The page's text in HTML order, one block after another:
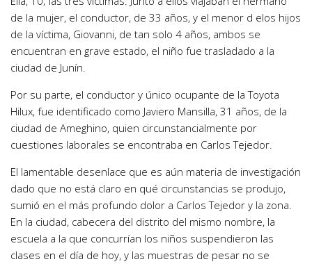
de la mujer, el conductor, de 33 años, y el menor d elos hijos
de la víctima, Giovanni, de tan solo 4 años, ambos se
encuentran en grave estado, el niño fue trasladado a la
ciudad de Junín.
Por su parte, el conductor y único ocupante de la Toyota
Hilux, fue identificado como Javiero Mansilla, 31 años, de la
ciudad de Ameghino, quien circunstancialmente por
cuestiones laborales se encontraba en Carlos Tejedor.
El lamentable desenlace que es aún materia de investigación
dado que no está claro en qué circunstancias se produjo,
sumió en el más profundo dolor a Carlos Tejedor y la zona.
En la ciudad, cabecera del distrito del mismo nombre, la
escuela a la que concurrían los niños suspendieron las
clases en el día de hoy, y las muestras de pesar no se